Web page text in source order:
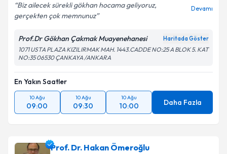
Biz ailecek sürekli gökhan hocama geliyoruz,
gerçekten çok memnunuz
Devamı
Prof.Dr Gökhan Çakmak Muayenehanesi Haritada Göster
1071 USTA PLAZA KIZILIRMAK MAH. 1443.CADDE NO:25 A BLOK 5. KAT
NO:35 06530 ÇANKAYA /ANKARA
En Yakın Saatler
10 Ağu
09:00
10 Ağu
09:30
10 Ağu
10:00 Daha Fazla
Prof. Dr. Hakan Ömeroğlu